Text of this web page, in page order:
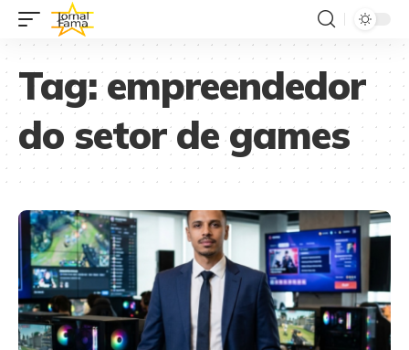
Tag:empreendedor
do setor de games